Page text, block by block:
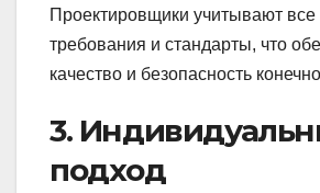
Проектировщики учитывают
требования и стандарты, что
качество и безопасность
3.
подход